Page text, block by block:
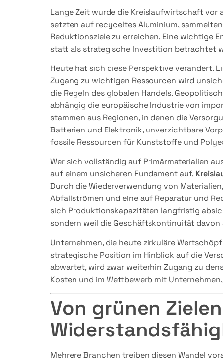
Lange Zeit wurde die Kreislaufwirtschaft vor
setzten auf recyceltes Aluminium,
Reduktionsziele zu erreichen. Eine wichtige
statt als strategische Investition betrachtet
Heute hat sich diese Perspektive verändert.
Zugang zu wichtigen Ressourcen wird
die Regeln des globalen Handels.
abhängig die europäische Industrie von
stammen aus Regionen, in denen die
Batterien und Elektronik, unverzichtbare
fossile Ressourcen für Kunststoffe und
Wer sich vollständig auf Primärmaterialien
auf einem unsicheren Fundament auf.
Durch die Wiederverwendung von
Abfallströmen und eine auf Reparatur und
sich Produktionskapazitäten langfristig
sondern weil die Geschäftskontinuität davon
Unternehmen, die heute zirkuläre
strategische Position im Hinblick auf die
abwartet, wird zwar weiterhin Zugang zu
Kosten und im Wettbewerb mit
Von grünen
Mehrere Branchen treiben diesen Wandel